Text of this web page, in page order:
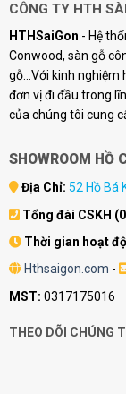
CÔNG TY HTH
HTHSaiGon - Hệ
Conwood, sàn gỗ
gỗ...Với kinh
đơn vị đi đầu trong
của chúng tôi cung
SHOWROOM HỒ
Địa Chỉ: 52 Hồ Bá
Tổng đài CSKH
Thời gian hoạt
Hthsaigon.com -
MST: 0317175016
THEO DÕI CHÚNG